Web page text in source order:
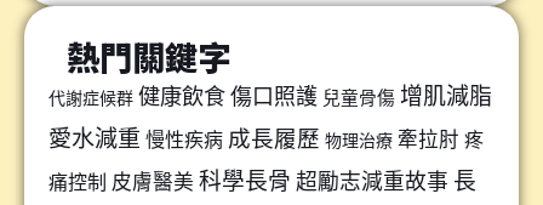
熱門關鍵字
代謝症候群 健康飲食傷口照護 兒童骨傷 增肌減脂
愛水減重 慢性疾病 成長履歷 物理治療 牽拉肘 疼
痛控制 皮膚醫美 科學長骨 超勵志減重故事 長